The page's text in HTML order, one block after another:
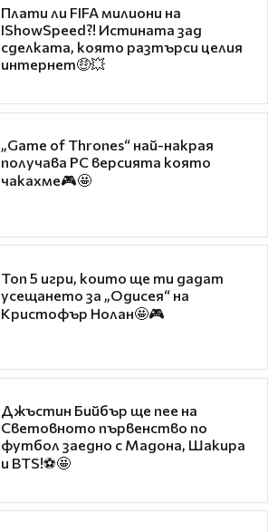
Плати ли FIFA милиони на
IShowSpeed?! Истината зад
сделката, която разтърси целия
интернет🤑💥
„Game of Thrones“ най-накрая
получава PC версията която
чакахме🎮🤩
Топ 5 игри, които ще ти дадат
усещането за „Одисея“ на
Кристофър Нолан🤩🎮
Джъстин Бийбър ще пее на
Световното първенство по
футбол заедно с Мадона, Шакира
и BTS!⚽🤩